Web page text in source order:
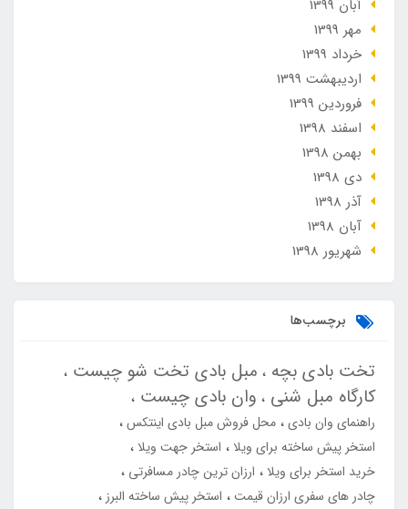
آبان 1399
مهر 1399
خرداد 1399
ارديبهشت 1399
فروردین 1399
اسفند 1398
بهمن 1398
دی 1398
آذر 1398
آبان 1398
شهریور 1398
برچسب‌ها
تخت بادی بچه مبل بادی تخت شو چیست
کارگاه مبل شنی وان بادی چیست
راهنمای وان بادی محل فروش مبل بادی اینتکس
استخر پیش ساخته برای ویلا
استخر جهت ویلا
خرید استخر برای ویلا
ارزان ترین چادر مسافرتی
چادر های سفری ارزان قیمت
استخر پیش ساخته البرز